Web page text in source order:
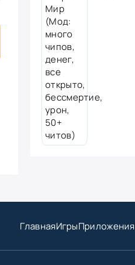
ГлавнаяИгрыПриложения